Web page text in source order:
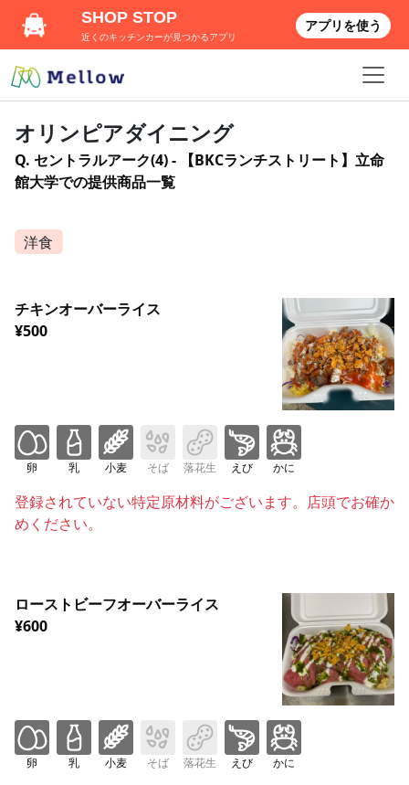
オリンピアダイニング
Q. セントラルアーク(4) - 【BKCランチストリート】立命
館大学での提供商品一覧
洋食
チキンオーバーライス
¥500
卵 乳 小麦 そば 落花生 えび かに
登録されていない特定原材料がございます。店頭でお確か
めください。
ローストビーフオーバーライス
¥600
卵 乳 小麦 そば 落花生 えび かに
SHOP STOP
近くのキッチンカーが見つかるアプリ
アプリを使う